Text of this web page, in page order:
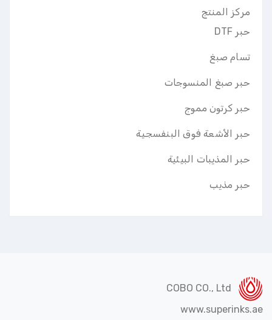
مركز المنتج
تسام صبغ
حبر صبغ المنسوجات
حبر كرتون مموج
حبر الأشعة فوق البنفسجية
حبر المذيبات البيئية
حبر مذيب
COBO CO., Ltd